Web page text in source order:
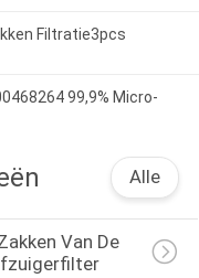
Filtratie3pcs
99,9% Micro-
Alle
Van De